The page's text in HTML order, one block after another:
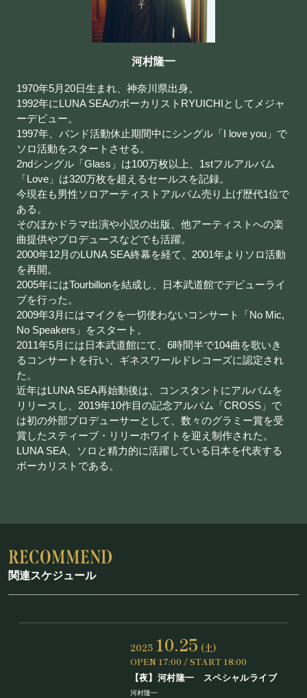
河村隆一
1970年5月20日生まれ、神奈川県出身。
1992年にLUNA SEAのボーカリストRYUICHIとしてメジャ
ーデビュー。
1997年、バンド活動休止期間中にシングル「I love you」で
ソロ活動をスタートさせる。
2ndシングル「Glass」は100万枚以上、1stフルアルバム
「Love」は320万枚を超えるセールスを記録。
今現在も男性ソロアーティストアルバム売り上げ歴代1位で
ある。
そのほかドラマ出演や小説の出版、他アーティストへの楽
曲提供やプロデュースなどでも活躍。
2000年12月のLUNA SEA終幕を経て、2001年よりソロ活動
を再開。
2005年にはTourbillonを結成し、日本武道館でデビューライ
ブを行った。
2009年3月にはマイクを一切使わないコンサート「No Mic,
No Speakers」をスタート。
2011年5月には日本武道館にて、6時間半で104曲を歌いき
るコンサートを行い、ギネスワールドレコーズに認定され
た。
近年はLUNA SEA再始動後は、コンスタントにアルバムを
リリースし、2019年10作目の記念アルバム「CROSS」で
は初の外部プロデューサーとして、数々のグラミー賞を受
賞したスティーブ・リリーホワイトを迎え制作された。
LUNA SEA、ソロと精力的に活躍している日本を代表する
ボーカリストである。
関連スケジュール
2025 10.25 (土)
OPEN 17:00 / START 18:00
【夜】河村隆一 スペシャルライブ
河村隆一